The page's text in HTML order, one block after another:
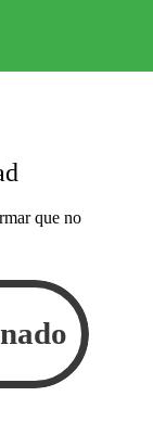
que no